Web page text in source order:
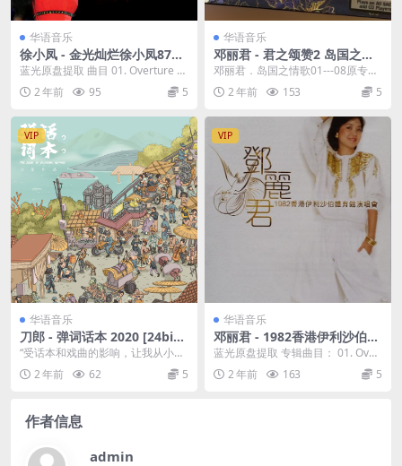
华语音乐
徐小凤 - 金光灿烂徐小凤87演
唱会 [24bit/96kHz] [Hi-Res
Flac 3.04G]
蓝光原盘提取 曲目 01. Overture 0
2. 婚纱背后 03. 流下眼泪...
2 年前 95 5
华语音乐
邓丽君 - 君之颂赞2 岛国之情
歌 DSD [8xSACD ISO 14.1G
B]
邓丽君．岛国之情歌01---08原专辑
「终极发烧」SHM-SACD．「珍
罕」出...
2 年前 153 5
VIP
华语音乐
刀郎 - 弹词话本 2020 [24bit/
48kHz] [Hi-Res Flac 571MB]
“受话本和戏曲的影响，让我从小对
江南就有一种深深的情节，而苏州
符合了我对江南所有...
2 年前 62 5
VIP
华语音乐
邓丽君 - 1982香港伊利沙伯体
育馆演唱会 [24bit/96khz] [H
i-Res FLAC 2.54GB]
蓝光原盘提取 专辑曲目： 01. Over
ture 02. 爱像一首歌 03. ...
2 年前 163 5
作者信息
admin